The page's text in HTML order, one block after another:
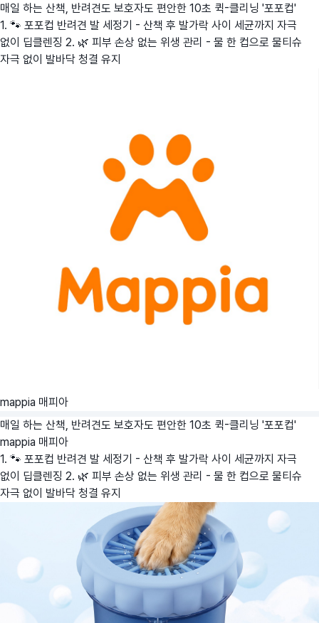
매일 하는 산책, 반려견도 보호자도 편안한 10초 퀵-클리닝 '포포컵'
1. 🐾 포포컵 반려견 발 세정기 - 산책 후 발가락 사이 세균까지 자극
없이 딥클렌징 2. 🌿 피부 손상 없는 위생 관리 - 물 한 컵으로 물티슈
자극 없이 발바닥 청결 유지
mappia 매피아
매일 하는 산책, 반려견도 보호자도 편안한 10초 퀵-클리닝 '포포컵'
mappia 매피아
1. 🐾 포포컵 반려견 발 세정기 - 산책 후 발가락 사이 세균까지 자극
없이 딥클렌징 2. 🌿 피부 손상 없는 위생 관리 - 물 한 컵으로 물티슈
자극 없이 발바닥 청결 유지